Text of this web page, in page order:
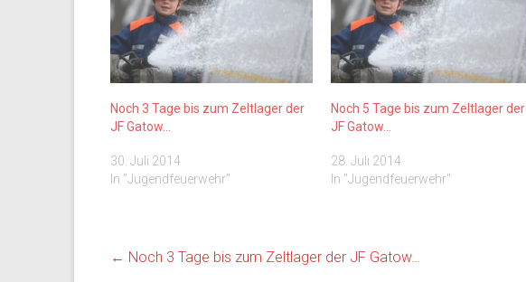
Noch 3 Tage bis zum Zeltlager der
JF Gatow…
30. Juli 2014
In "Jugendfeuerwehr"
Noch 5 Tage bis zum Zeltlager der
JF Gatow…
28. Juli 2014
In "Jugendfeuerwehr"
← Noch 3 Tage bis zum Zeltlager der JF Gatow…